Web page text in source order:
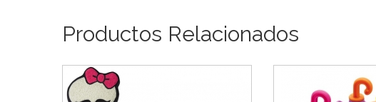
Productos Relacionados